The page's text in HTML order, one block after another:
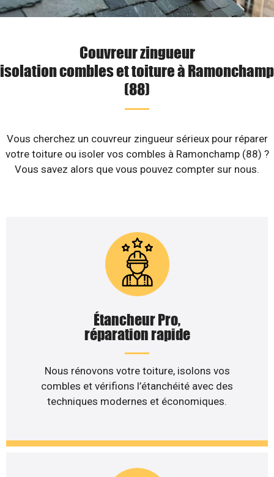
Couvreur zingueur
isolation combles et toiture à Ramonchamp
(88)
Vous cherchez un couvreur zingueur sérieux pour réparer
votre toiture ou isoler vos combles à Ramonchamp (88) ?
Vous savez alors que vous pouvez compter sur nous.
Étancheur Pro,
réparation rapide
Nous rénovons votre toiture, isolons vos
combles et vérifions l’étanchéité avec des
techniques modernes et économiques.